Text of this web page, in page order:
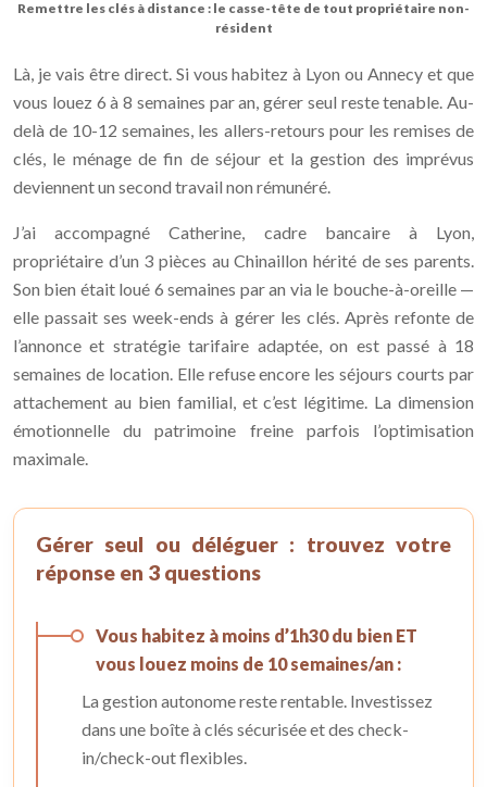
Remettre les clés à distance : le casse-tête de tout propriétaire non-
résident
Là, je vais être direct. Si vous habitez à Lyon ou Annecy et que
vous louez 6 à 8 semaines par an, gérer seul reste tenable. Au-
delà de 10-12 semaines, les allers-retours pour les remises de
clés, le ménage de fin de séjour et la gestion des imprévus
deviennent un second travail non rémunéré.
J’ai accompagné Catherine, cadre bancaire à Lyon,
propriétaire d’un 3 pièces au Chinaillon hérité de ses parents.
Son bien était loué 6 semaines par an via le bouche-à-oreille —
elle passait ses week-ends à gérer les clés. Après refonte de
l’annonce et stratégie tarifaire adaptée, on est passé à 18
semaines de location. Elle refuse encore les séjours courts par
attachement au bien familial, et c’est légitime. La dimension
émotionnelle du patrimoine freine parfois l’optimisation
maximale.
Gérer seul ou déléguer : trouvez votre
réponse en 3 questions
Vous habitez à moins d’1h30 du bien ET
vous louez moins de 10 semaines/an :
La gestion autonome reste rentable. Investissez
dans une boîte à clés sécurisée et des check-
in/check-out flexibles.